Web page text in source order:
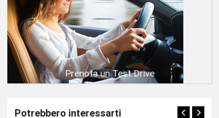
Prenota un Test Drive
Potrebbero interessarti